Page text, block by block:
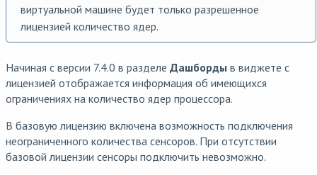
виртуальной машине будет только разрешенное
лицензией количество ядер.
Начиная с версии 7.4.0 в разделе Дашборды в виджете с
лицензией отображается информация об имеющихся
ограничениях на количество ядер процессора.
В базовую лицензию включена возможность подключения
неограниченного количества сенсоров. При отсутствии
базовой лицензии сенсоры подключить невозможно.